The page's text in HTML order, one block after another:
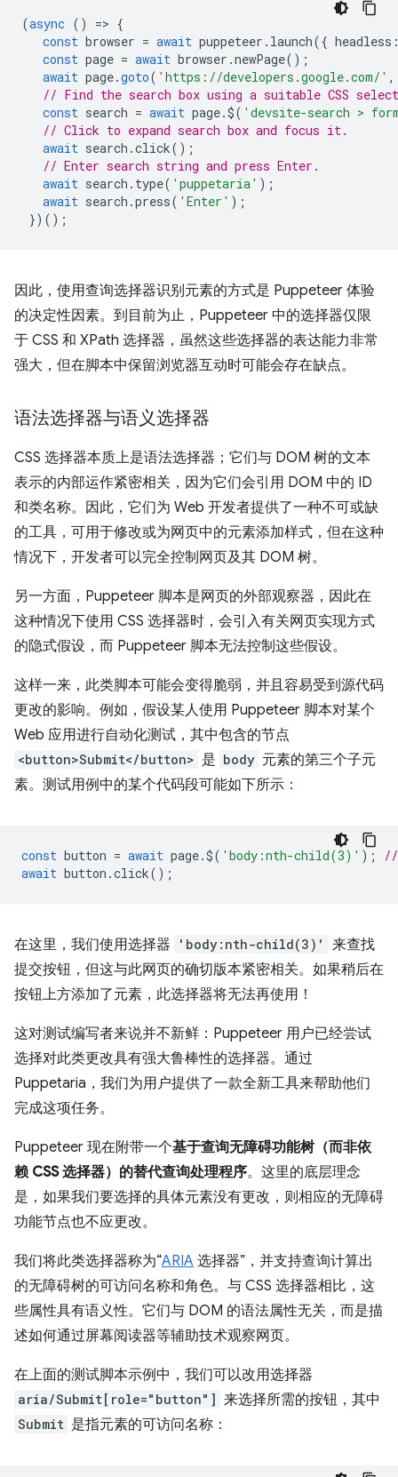
(async () => {
const browser = await puppeteer . launch({ headless
const page = await browser .newPage();
await page.goto( 'https://developers.google.com/' ,
// Find the search box using a suitable CSS
const search = await page.$( 'devsite-search >
// Click to expand search box and focus it.
await search .click();
// Enter search string and press Enter.
await search . type( 'puppetaria' );
await search .press( 'Enter' );
})();
因此，使用查询选择器识别元素的方式是 Puppeteer 体验
的决定性因素。到目前为止，Puppeteer 中的选择器仅限
于 CSS 和 XPath 选择器，虽然这些选择器的表达能力非常
强大，但在脚本中保留浏览器互动时可能会存在缺点。
语法选择器与语义选择器
CSS 选择器本质上是语法选择器；它们与 DOM 树的文本
表示的内部运作紧密相关，因为它们会引用 DOM 中的 ID
和类名称。因此，它们为 Web 开发者提供了一种不可或缺
的工具，可用于修改或为网页中的元素添加样式，但在这种
情况下，开发者可以完全控制网页及其 DOM 树。
另一方面，Puppeteer 脚本是网页的外部观察器，因此在
这种情况下使用 CSS 选择器时，会引入有关网页实现方式
的隐式假设，而 Puppeteer 脚本无法控制这些假设。
这样一来，此类脚本可能会变得脆弱，并且容易受到源代码
更改的影响。例如，假设某人使用 Puppeteer 脚本对某个
Web 应用进行自动化测试，其中包含的节点
<button>Submit</button> 是 body 元素的第三个子元
素。测试用例中的某个代码段可能如下所示：
const button = await page.$( 'body:nth-child(3)' );
//
await button .click();
在这里，我们使用选择器 'body:nth-child(3)'
来查找
提交按钮，但这与此网页的确切版本紧密相关。如果稍后在
按钮上方添加了元素，此选择器将无法再使用！
这对测试编写者来说并不新鲜：Puppeteer 用户已经尝试
选择对此类更改具有强大鲁棒性的选择器。通过
Puppetaria，我们为用户提供了一款全新工具来帮助他们
完成这项任务。
Puppeteer 现在附带一个基于查询无障碍功能树（而非依
赖 CSS 选择器）的替代查询处理程序。这里的底层理念
是，如果我们要选择的具体元素没有更改，则相应的无障碍
功能节点也不应更改。
我们将此类选择器称为“ARIA 选择器”，并支持查询计算出
的无障碍树的可访问名称和角色。与 CSS 选择器相比，这
些属性具有语义性。它们与 DOM 的语法属性无关，而是描
述如何通过屏幕阅读器等辅助技术观察网页。
在上面的测试脚本示例中，我们可以改用选择器
aria/Submit[role="button"] 来选择所需的按钮，其中
Submit 是指元素的可访问名称：